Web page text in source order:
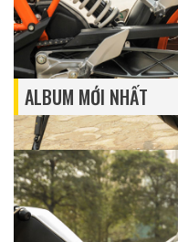
ALBUM MỚI NHẤT